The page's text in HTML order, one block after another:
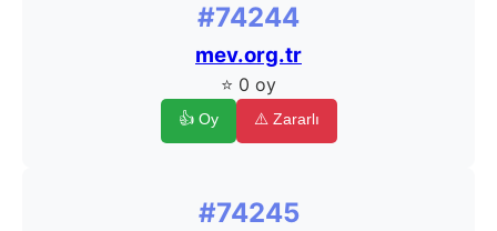
#74244
mev.org.tr
⭐ 0 oy
👍 Oy ⚠️ Zararlı
#74245